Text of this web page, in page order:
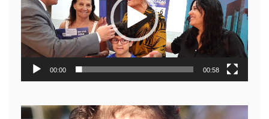
00:00 00:58
Reproductor